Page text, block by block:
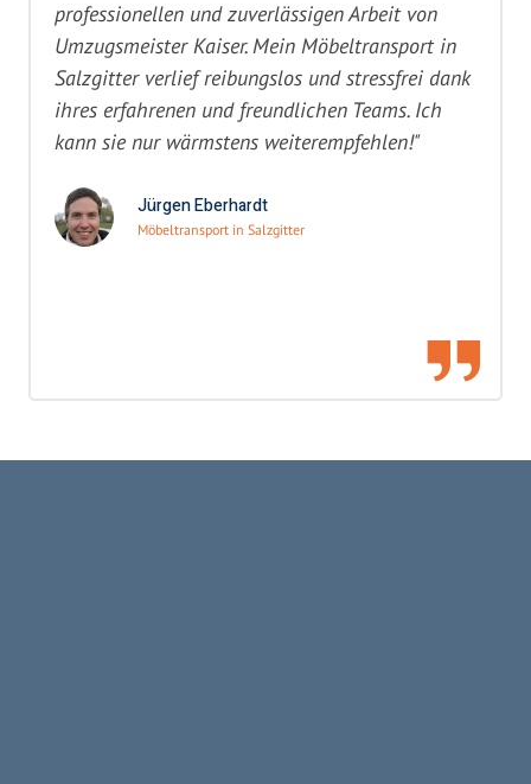
professionellen und zuverlässigen Arbeit von
Umzugsmeister Kaiser. Mein Möbeltransport in
Salzgitter verlief reibungslos und stressfrei dank
ihres erfahrenen und freundlichen Teams. Ich
kann sie nur wärmstens weiterempfehlen!"
Jürgen Eberhardt
Möbeltransport in Salzgitter